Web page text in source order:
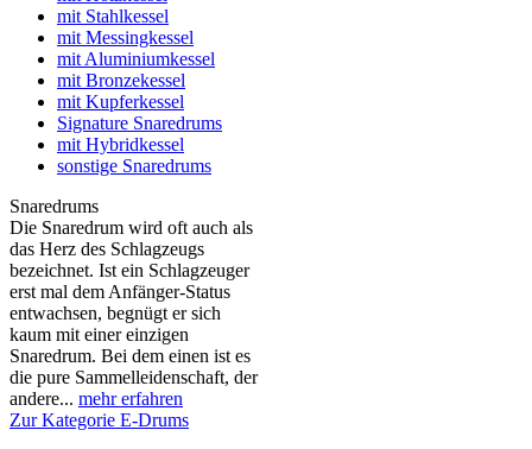
mit Stahlkessel
mit Messingkessel
mit Aluminiumkessel
mit Bronzekessel
mit Kupferkessel
Signature Snaredrums
mit Hybridkessel
sonstige Snaredrums
Snaredrums
Die Snaredrum wird oft auch als
das Herz des Schlagzeugs
bezeichnet. Ist ein Schlagzeuger
erst mal dem Anfänger-Status
entwachsen, begnügt er sich
kaum mit einer einzigen
Snaredrum. Bei dem einen ist es
die pure Sammelleidenschaft, der
andere... mehr erfahren
Zur Kategorie E-Drums